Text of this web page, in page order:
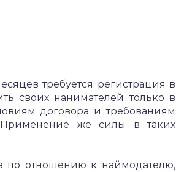
требуется регистрация в
своих нанимателей только в
договора и требованиям
Применение же силы в таких
по отношению к наймодателю,